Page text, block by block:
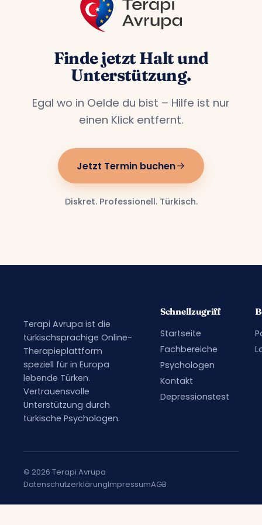
Finde jetzt Halt und
Unterstützung.
Egal wo in Oelde du bist – Hilfe ist nur
einen Klick entfernt.
Jetzt Termin buchen
Diskret. Professionell. Türkisch.
Terapi Avrupa ist die
türkischsprachige Online-
Therapieplattform
speziell für in Europa
lebende Türken.
Vertrauensvolle
Unterstützung durch
türkische Psychologen.
Schnellzugriff
Startseite
Fachbereiche
Psychologen
Kontakt
Depressionstest
© 2026 Terapi Avrupa
DatenschutzerklärungImpressumAGB